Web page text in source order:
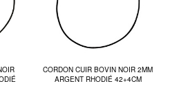
CORDON CUIR BOVIN NOIR 2MM
ARGENT RHODIÉ 42+4CM